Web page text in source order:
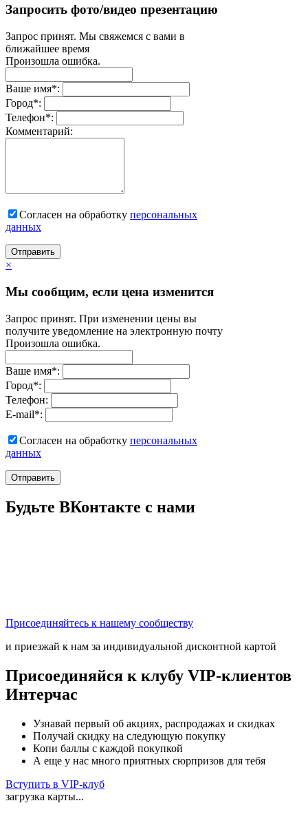
Запросить фото/видео презентацию
Запрос принят. Мы свяжемся с вами в
ближайшее время
Произошла ошибка.
Ваше имя*:
Город*:
Телефон*:
Комментарий:
Согласен на обработку персональныx
данных
Отправить
×
Мы сообщим, если цена изменится
Запрос принят. При изменении цены вы
получите уведомление на электронную почту
Произошла ошибка.
Ваше имя*:
Город*:
Телефон:
E-mail*:
Согласен на обработку персональныx
данных
Отправить
Будьте ВКонтакте с нами
Присоединяйтесь к нашему сообществу
и приезжай к нам за индивидуальной дисконтной картой
Присоединяйся к клубу VIP-клиентов
Интерчас
Узнавай первый об акциях, распродажах и скидках
Получай скидку на следующую покупку
Копи баллы с каждой покупкой
А еще у нас много приятных сюрпризов для тебя
Вступить в VIP-клуб
загрузка карты...